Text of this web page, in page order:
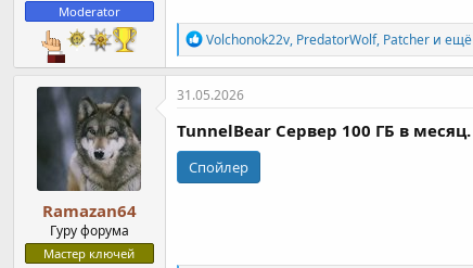
Moderator
Р
е
а
к
и
и
Volchonok22v, PredatorWolf, Patcherи ещё
Ramazan64
Гуру форума
Мастер ключей
31.05.2026
TunnelBear Cервер 100 ГБ в
Спойлер